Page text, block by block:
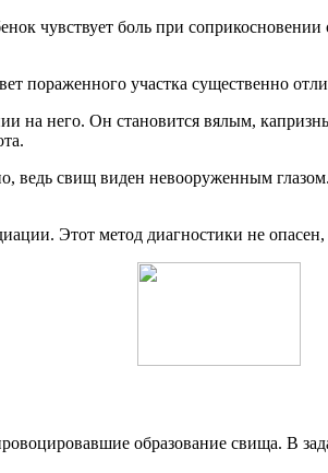
чувствует боль при
пораженного участка существенно
на него. Он становится вялым,
ведь свищ виден невооруженным
Этот метод диагностики не
образование свища. В